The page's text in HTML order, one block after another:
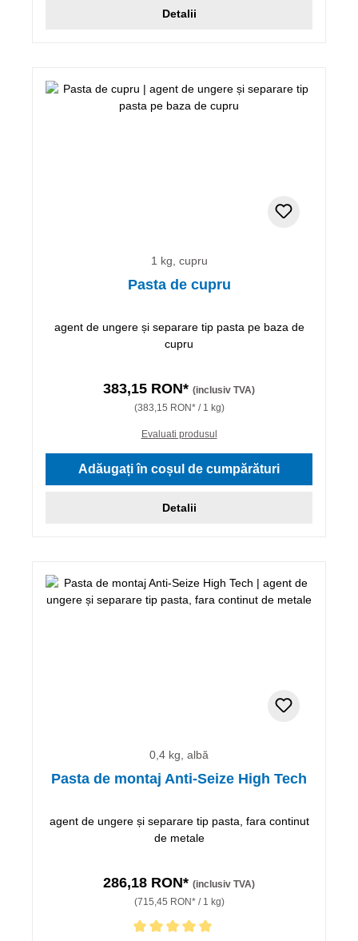
Detalii
1 kg, cupru
Pasta de cupru
agent de ungere și separare tip pasta pe baza de
cupru
383,15 RON* (inclusiv TVA)
(383,15 RON* / 1 kg)
Evaluati produsul
Adăugați în coșul de cumpărături
Detalii
0,4 kg, albă
Pasta de montaj Anti-Seize High Tech
agent de ungere și separare tip pasta, fara continut
de metale
286,18 RON* (inclusiv TVA)
(715,45 RON* / 1 kg)